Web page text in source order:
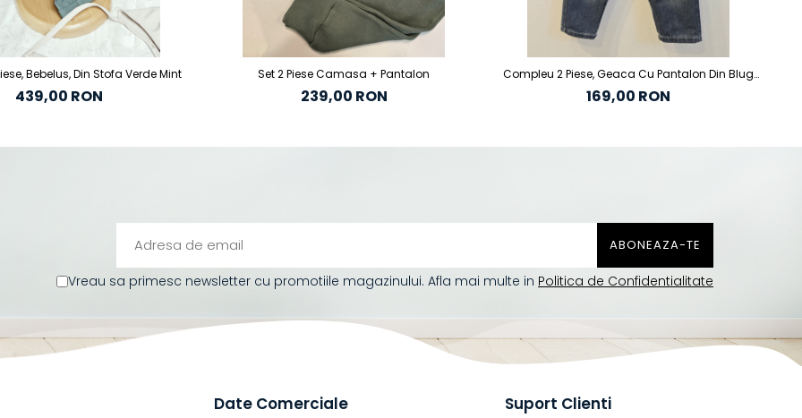
Bebelus, Din Stofa Verde Mint
439,00 RON
Set 2 Piese Camasa + Pantalon
239,00 RON
Compleu 2 Piese, Geaca Cu Pantalon Din Blug
Inchis
169,00 RON
Vreau sa primesc newsletter cu promotiile magazinului. Afla mai multe in Politica de Confidentialitate
Date Comerciale Suport Clienti